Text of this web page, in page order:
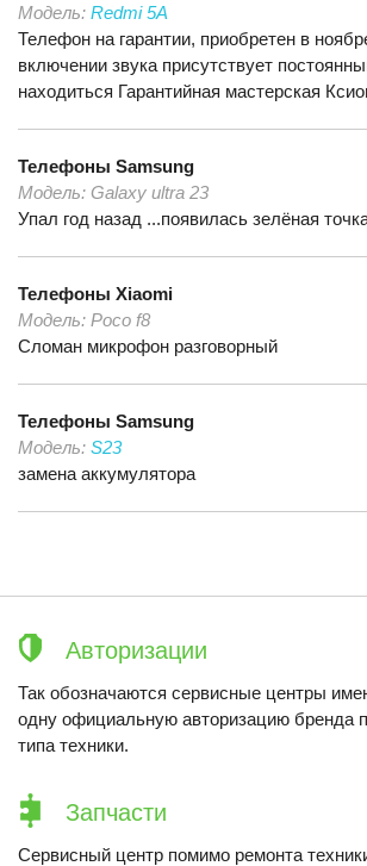
Модель: Redmi 5A
Телефон на гарантии, приобретен в
включении звука присутствует
находиться Гарантийная мастерская
Телефоны Samsung
Модель: Galaxy ultra 23
Упал год назад ...появилась зелёная
Телефоны Xiaomi
Модель: Poco f8
Сломан микрофон разговорный
Телефоны Samsung
Модель: S23
замена аккумулятора
Авторизации
Так обозначаются сервисные центры
одну официальную авторизацию бренда
типа техники.
Запчасти
Сервисный центр помимо ремонта